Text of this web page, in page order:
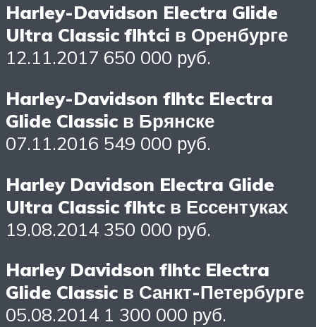
Harley-Davidson Electra Glide
Ultra Classic flhtci в Оренбурге
12.11.2017 650 000 руб.
Harley-Davidson flhtc Electra
Glide Classic в Брянске
07.11.2016 549 000 руб.
Harley Davidson Electra Glide
Ultra Classic flhtc в Ессентуках
19.08.2014 350 000 руб.
Harley Davidson flhtc Electra
Glide Classic в Санкт-Петербурге
05.08.2014 1 300 000 руб.